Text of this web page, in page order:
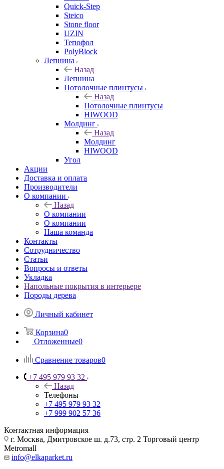
Quick-Step
Steico
Stone floor
UZIN
Тепофол
PolyBlock
Лепнина
Назад
Лепнина
Потолочные плинтусы
Назад
Потолочные плинтусы
HIWOOD
Молдинг
Назад
Молдинг
HIWOOD
Угол
Акции
Доставка и оплата
Производители
О компании
Назад
О компании
О компании
Наша команда
Контакты
Сотрудничество
Статьи
Вопросы и ответы
Укладка
Напольные покрытия в интерьере
Породы дерева
Личный кабинет
Корзина0
Отложенные0
Сравнение товаров0
+7 495 979 93 32
Назад
Телефоны
+7 495 979 93 32
+7 999 902 57 36
Контактная информация
г. Москва, Дмитровское ш. д.73, стр. 2 Торговый центр
Metromall
info@elkaparket.ru